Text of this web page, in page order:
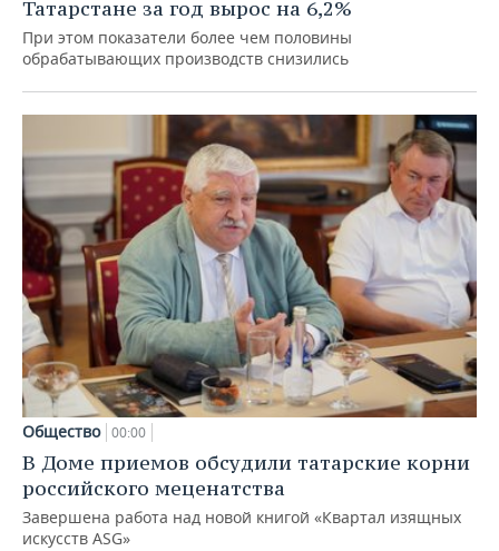
Татарстане за год вырос на 6,2%
При этом показатели более чем половины
обрабатывающих производств снизились
Общество 00:00
В Доме приемов обсудили татарские корни
российского меценатства
Завершена работа над новой книгой «Квартал изящных
искусств ASG»